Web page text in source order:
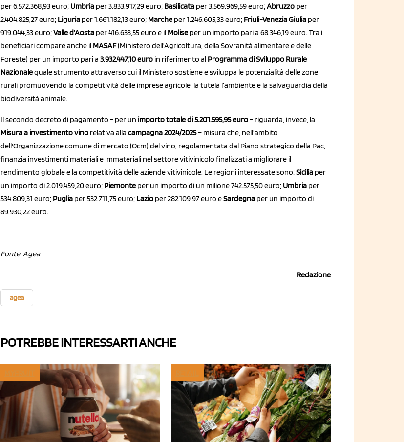
per 6.572.368,93 euro; Umbria per 3.833.917,29 euro; Basilicata per 3.569.969,59 euro;Abruzzo per
2.404.825,27 euro; Liguria per 1.661.182,13 euro; Marche per 1.246.605,33 euro; Friuli-Venezia Giulia per
919.044,33 euro;Valled’Aosta per 416.633,55 euro e il Molise per un importo pari a 68.346,19 euro. Tra i
beneficiari compare anche il MASAF(Ministero dell’Agricoltura, della Sovranità alimentare e delle
Foreste) per un importo pari a 3.932.447,10 euro in riferimento al Programma di Sviluppo Rurale
Nazionalequale strumento attraverso cui il Ministero sostiene e sviluppa le potenzialità delle zone
rurali promuovendo la competitività delle imprese agricole, la tutela l’ambiente e la salvaguardia della
biodiversità animale.
Il secondo decreto di pagamento - per un importo totale di 5.201.595,95 euro- riguarda, invece, la
Misura a investimento vino relativa alla campagna 2024/2025– misura che, nell'ambito
dell'Organizzazione comune di mercato (Ocm) del vino, regolamentata dal Piano strategico della Pac,
finanzia investimenti materiali e immateriali nel settore vitivinicolo finalizzati a migliorare il
rendimento globale e la competitività delle aziende vitivinicole. Le regioni interessate sono:Sicilia per
un importo di 2.019.459,20 euro; Piemonte per un importo di un milione 742.575,50 euro; Umbria per
534.809,31 euro; Puglia per 532.711,75 euro; Lazio per 282.109,97 euro eSardegna per un importo di
89.930,22 euro.
Fonte: Agea
Redazione
agea
POTREBBE INTERESSARTI ANCHE